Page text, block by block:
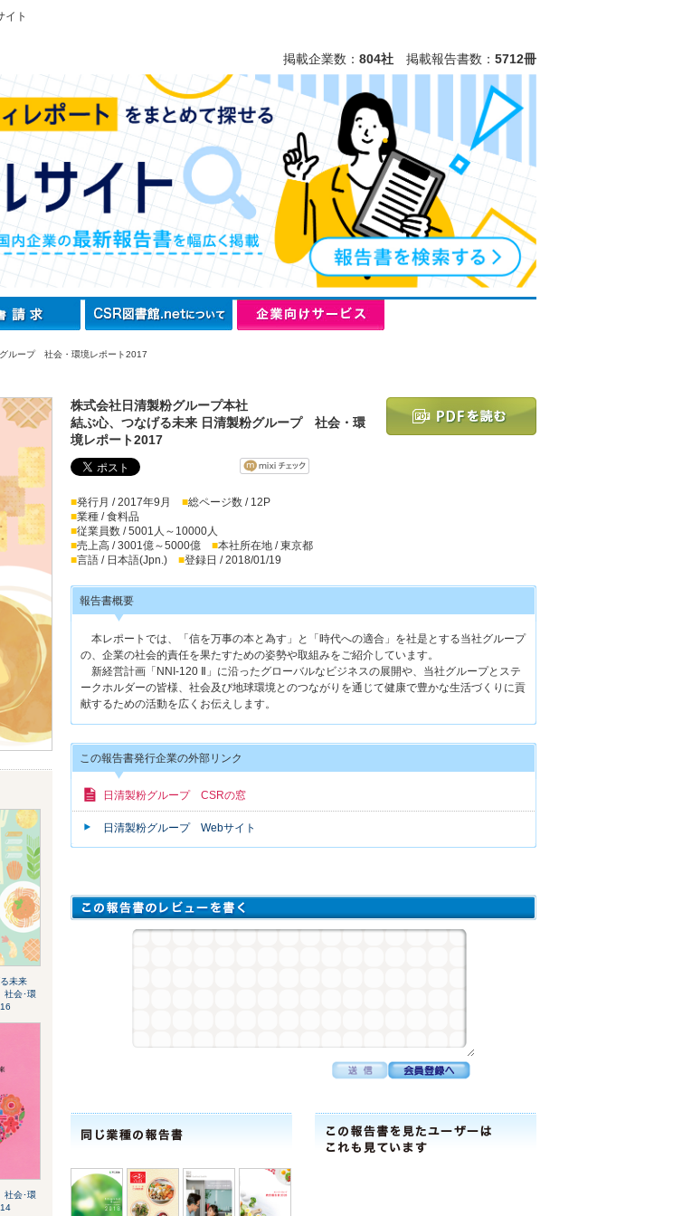
イト
掲載企業数： 804社 掲載報告書数： 5712冊
ループ 社会・環境レポート2017
未来
社会･環
社会･環
株式会社日清製粉グループ本社
結ぶ心、つなげる未来 日清製粉グループ 社会・環
境レポート2017
■発行月 / 2017年9月 ■総ページ数 / 12P
■業種 / 食料品
■従業員数 / 5001人～10000人
■売上高 / 3001億～5000億 ■本社所在地 / 東京都
■言語 / 日本語(Jpn.) ■登録日 / 2018/01/19
報告書概要
本レポートでは、「信を万事の本と為す」と「時代への適合」を社是とする当社グループ
の、企業の社会的責任を果たすための姿勢や取組みをご紹介しています。
新経営計画「NNI-120 Ⅱ」に沿ったグローバルなビジネスの展開や、当社グループとステ
ークホルダーの皆様、社会及び地球環境とのつながりを通じて健康で豊かな生活づくりに貢
献するための活動を広くお伝えします。
この報告書発行企業の外部リンク
日清製粉グループ CSRの窓
日清製粉グループ Webサイト